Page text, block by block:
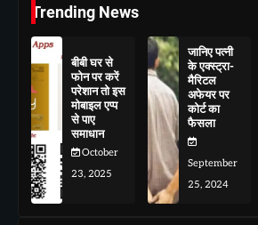
Trending News
बीबी घर से
फोन पर करें
परेशान तो इस
मोबाइल एप्प
से पाए
समाधान
October
23, 2025
जानिए पत्नी
के एक्स्ट्रा-
मैरिटल
अफेयर पर
कोर्ट का
फैसला
September
25, 2024